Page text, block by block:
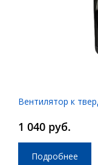
Вентилятор к
1 040 руб.
Подробнее